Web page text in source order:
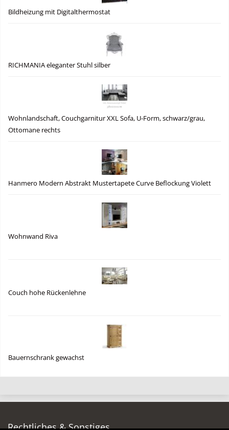
Bildheizung mit Digitalthermostat
RICHMANIA eleganter Stuhl silber
Wohnlandschaft, Couchgarnitur XXL Sofa, U-Form, schwarz/grau,
Ottomane rechts
Hanmero Modern Abstrakt Mustertapete Curve Beflockung Violett
Wohnwand Riva
Couch hohe Rückenlehne
Bauernschrank gewachst
Rechtliches & Sonstiges